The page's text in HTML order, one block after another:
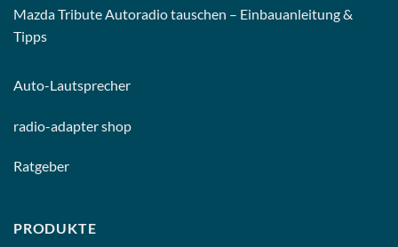
Mazda Tribute Autoradio tauschen – Einbauanleitung &
Tipps
Auto-Lautsprecher
radio-adapter shop
Ratgeber
PRODUKTE